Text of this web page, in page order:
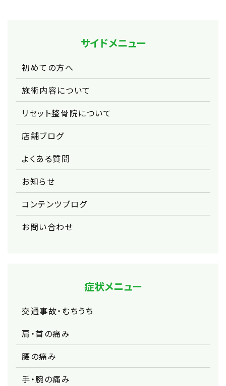
サイドメニュー
初めての方へ
施術内容について
リセット整骨院について
店舗ブログ
よくある質問
お知らせ
コンテンツブログ
お問い合わせ
症状メニュー
交通事故・むちうち
肩・首の痛み
腰の痛み
手・腕の痛み